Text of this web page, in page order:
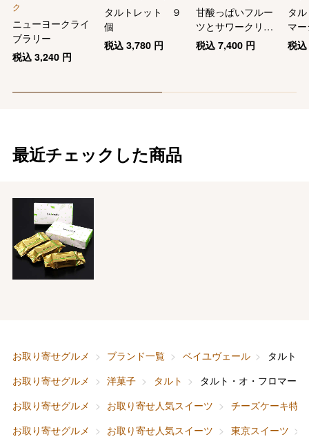
ク
ニューヨークライ
ブラリー
税込 3,240円
タルトレット ９
個
税込3,780 円
甘酸っぱいフルー
ツとサワークリー
ムのタルト（１７
ｃｍ：冷凍タイ
税込7,400 円
タ
マ
税
最近チェックした商品
お取り寄せグルメ ブランド一覧 ベイユヴェール
タルト
お取り寄せグルメ
洋菓子 タルト
タルト・オ・フロマー
お取り寄せグルメ
お取り寄せ人気スイーツ
チーズケーキ特集
お取り寄せグルメ
お取り寄せ人気スイーツ 東京スイーツ
ファッション
ホーム＆インテリア
出産内祝い
結婚内祝い
母の日
父の日
お中元